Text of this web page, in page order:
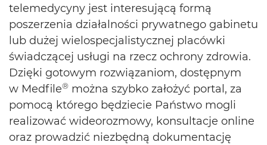
telemedycyny jest interesującą formą
poszerzenia działalności prywatnego gabinetu
lub dużej wielospecjalistycznej placówki
świadczącej usługi na rzecz ochrony zdrowia.
Dzięki gotowym rozwiązaniom, dostępnym
w Medfile® można szybko założyć portal, za
pomocą którego będziecie Państwo mogli
realizować wideorozmowy, konsultacje online
oraz prowadzić niezbędną dokumentację